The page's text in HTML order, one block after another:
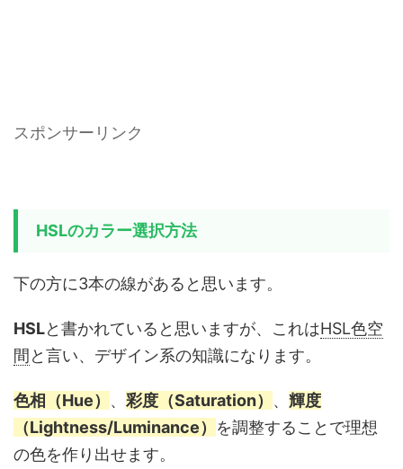
スポンサーリンク
HSLのカラー選択方法
下の方に3本の線があると思います。
HSLと書かれていると思いますが、これはHSL色空
間 と言い、デザイン系の知識になります。
色相（Hue） 、 彩度（Saturation） 、 輝度
（Lightness/Luminance） を調整することで理想
の色を作り出せます。